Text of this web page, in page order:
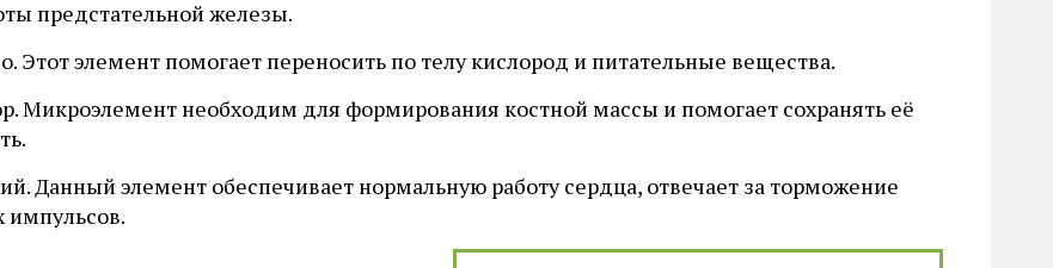
предстательной железы.
Этот элемент помогает переносить по телу кислород и питательные вещества.
Микроэлемент необходим для формирования костной массы и помогает сохранять её
Данный элемент обеспечивает нормальную работу сердца, отвечает за торможение
импульсов.